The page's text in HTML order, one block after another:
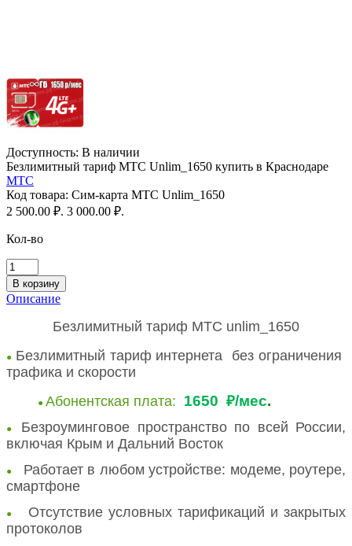
Доступность: В наличии
Безлимитный тариф МТС Unlim_1650 купить в Краснодаре
МТС
Код товара: Сим-карта МТС Unlim_1650
2 500.00 ₽. 3 000.00 ₽.
Кол-во
Описание
Безлимитный тариф МТС unlim_1650
● Безлимитный тариф интернета без ограничения
трафика и скорости
● Абонентская плата: 1650 ₽/мес.
●
Безроуминговое пространство по всей России,
включая Крым и Дальний Восток
●
Работает в любом устройстве: модеме, роутере,
смартфоне
●
Отсутствие условных тарификаций и закрытых
протоколов